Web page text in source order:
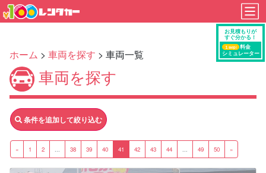
ホーム > 車両を探す > 車両一覧
車両を探す
« 1 2 ... 38 39 40 41 42 43 44 ... 49 50 »
条件を追加して絞り込む